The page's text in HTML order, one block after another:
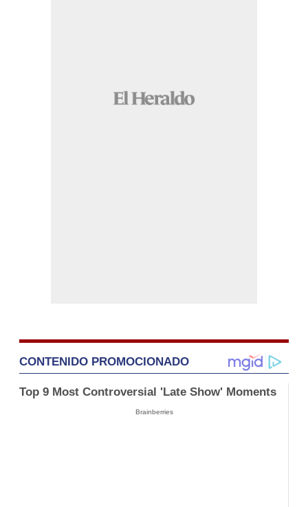
CONTENIDO PROMOCIONADO
Top 9 Most Controversial 'Late Show' Moments
Brainberries